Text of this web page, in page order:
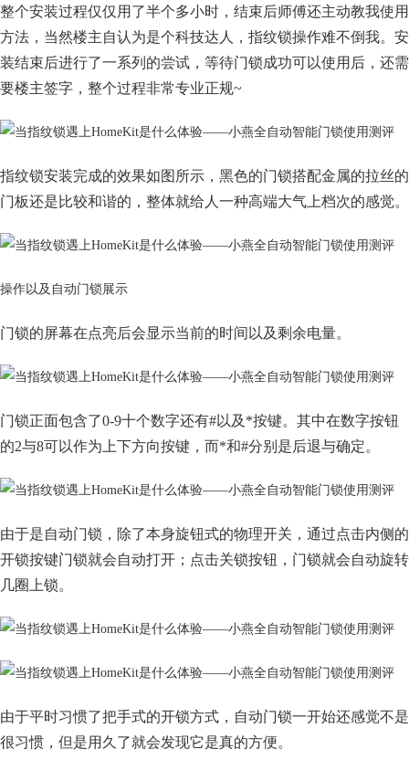
整个安装过程仅仅用了半个多小时，结束后师傅还主动教我使用
方法，当然楼主自认为是个科技达人，指纹锁操作难不倒我。安
装结束后进行了一系列的尝试，等待门锁成功可以使用后，还需
要楼主签字，整个过程非常专业正规~
指纹锁安装完成的效果如图所示，黑色的门锁搭配金属的拉丝的
门板还是比较和谐的，整体就给人一种高端大气上档次的感觉。
操作以及自动门锁展示
门锁的屏幕在点亮后会显示当前的时间以及剩余电量。
门锁正面包含了0-9十个数字还有#以及*按键。其中在数字按钮
的2与8可以作为上下方向按键，而*和#分别是后退与确定。
由于是自动门锁，除了本身旋钮式的物理开关，通过点击内侧的
开锁按键门锁就会自动打开；点击关锁按钮，门锁就会自动旋转
几圈上锁。
由于平时习惯了把手式的开锁方式，自动门锁一开始还感觉不是
很习惯，但是用久了就会发现它是真的方便。